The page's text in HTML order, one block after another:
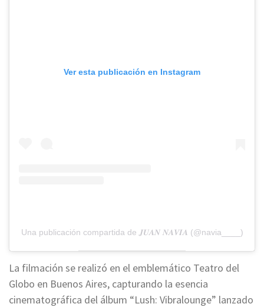
Ver esta publicación en Instagram
Una publicación compartida de 𝑱𝑼𝑨𝑵 𝑵𝑨𝑽𝑰𝑨 (@navia____)
La filmación se realizó en el emblemático Teatro del
Globo en Buenos Aires, capturando la esencia
cinematográfica del álbum “Lush: Vibralounge” lanzado